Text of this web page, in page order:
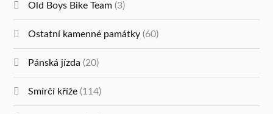
Old Boys Bike Team (3)
Ostatní kamenné památky (60)
Pánská jízda (20)
Smírčí kříže (114)